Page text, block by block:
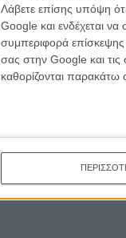
Λάβετε επίσης υπόψη
Google και ενδέχεται να
συμπεριφορά επίσκεψης
σας στην Google και
καθορίζονται παρακάτω